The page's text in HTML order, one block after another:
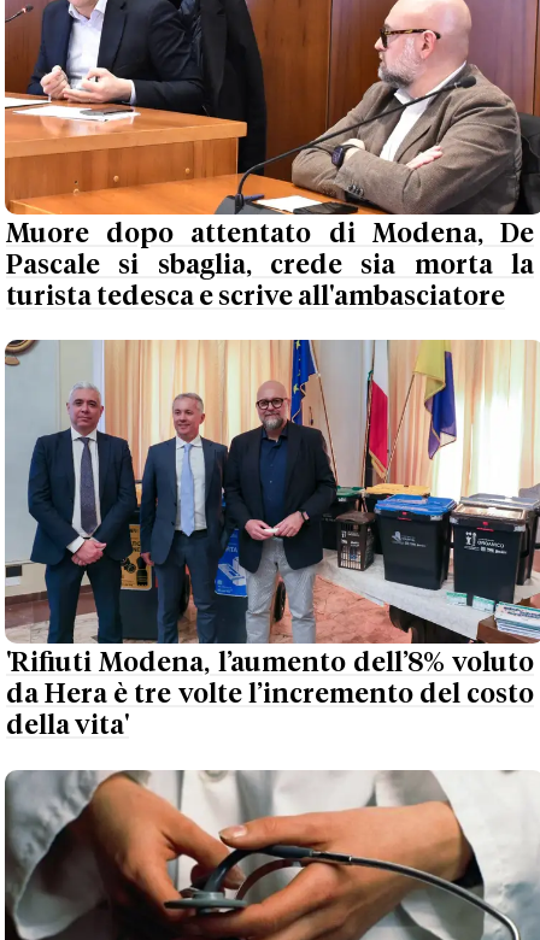
Muore dopo attentato di Modena, De
Pascale si sbaglia, crede sia morta la
turista tedesca e scrive all'ambasciatore
'Rifiuti Modena, l’aumento dell’8% voluto
da Hera è tre volte l’incremento del costo
della vita'